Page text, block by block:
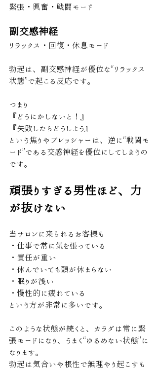
緊張・興奮・戦闘モード
副交感神経
リラックス・回復・休息モード
勃起は、副交感神経が優位な“リラックス
状態”で起こる反応です。
つまり
『どうにかしないと！』
『失敗したらどうしよう』
という焦りやプレッシャーは、逆に“戦闘モ
ード”である交感神経を優位にしてしまうの
です。
頑張りすぎる男性ほど、力
が抜けない
当サロンに来られるお客様も
・仕事で常に気を張っている
・責任が重い
・休んでいても頭が休まらない
・眠りが浅い
・慢性的に疲れている
という方が非常に多いです。
このような状態が続くと、カラダは常に緊
張モードになり、うまく“ゆるめない状態”に
なります。
勃起は気合いや根性で無理やり起こすも